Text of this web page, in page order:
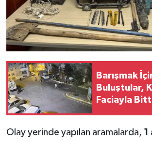
Barışmak
Buluştular,
Faciayla
Olay yerinde yapılan aramalarda, 1